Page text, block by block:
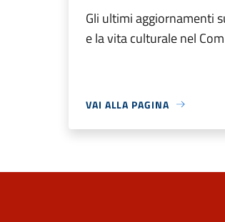
Gli ultimi aggiornamenti
e la vita culturale nel
VAI ALLA PAGINA